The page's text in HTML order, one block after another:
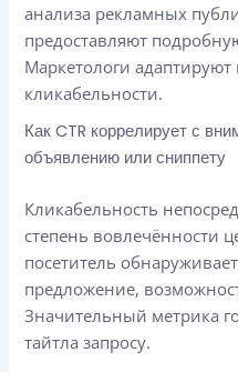
анализа рекламных
предоставляют
Маркетологи
кликабельности.
Как CTR коррелирует с
объявлению или сниппету
Кликабельность
степень вовлечённости
посетитель
предложение,
Значительный метрика
тайтла запросу.